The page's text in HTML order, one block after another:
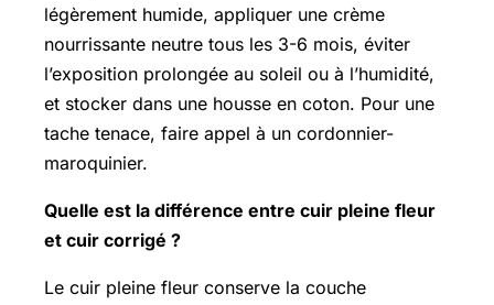
légèrement humide, appliquer une crème
nourrissante neutre tous les 3-6 mois, éviter
l’exposition prolongée au soleil ou à l’humidité,
et stocker dans une housse en coton. Pour une
tache tenace, faire appel à un cordonnier-
maroquinier.
Quelle est la différence entre cuir pleine fleur
et cuir corrigé ?
Le cuir pleine fleur conserve la couche